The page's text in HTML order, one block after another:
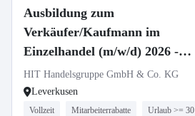
Ausbildung zum
Verkäufer/Kaufmann im
Einzelhandel (m/w/d) 2026 -
Leverkusen
HIT Handelsgruppe GmbH & Co. KG
Leverkusen
Vollzeit Mitarbeiterrabatte Urlaub >= 30